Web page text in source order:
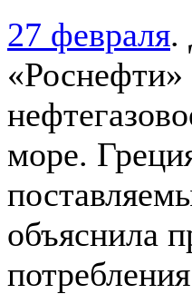
27 февраля.
«Роснефти»
море.
объяснила